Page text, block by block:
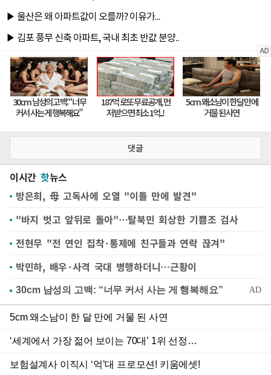
댓글
이시간 핫뉴스
방은희, 母 고독사에 오열 "이틀 만에 발견"
"바지 벗고 앞뒤로 돌아"…탈북민 회상한 기쁨조 검사
전현무 "전 연인 집착·통제에 친구들과 연락 끊겨"
박민하, 배우·사격 국대 병행하더니…근황이